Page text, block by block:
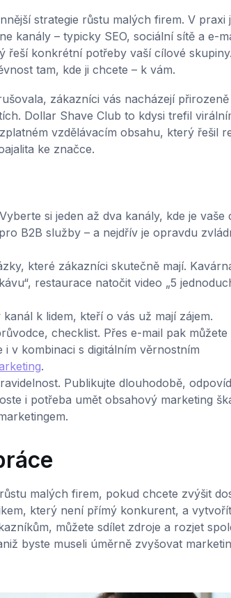
strategie růstu malých firem. V praxi
kanály – typicky SEO, sociální sítě a e-
řeší konkrétní potřeby vaší cílové
tam, kde ji chcete – k vám.
zákazníci vás nacházejí
Dollar Shave Club to kdysi trefil
vzdělávacím obsahu, který řešil
ke značce.
si jeden až dva kanály, kde je vaše
B2B služby – a nejdřív je opravdu
které zákazníci skutečně mají.
restaurace natočit video „5
kanál k lidem, kteří o vás už mají zájem.
checklist. Přes e-mail pak můžete
v kombinaci s digitálním věrnostním
.
Publikujte dlouhodobě,
i potřeba umět obsahový marketing
malých firem, pokud chcete zvýšit
který není přímý konkurent, a
můžete sdílet zdroje a rozjet
byste museli úměrně zvyšovat